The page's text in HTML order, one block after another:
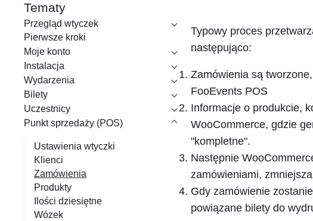
z
u
k
i
w
a
n
i
Tematy
Przegląd wtyczek
Pierwsze kroki
Moje konto
Instalacja
Wydarzenia
Bilety
Uczestnicy
Punkt sprzedaży (POS)
Ustawienia wtyczki
Klienci
Zamówienia
Produkty
Ilości dziesiętne
Wózek
Typowy proces
następująco:
Zamówienia są
FooEvents POS
Informacje o produkcie,
WooCommerce, gdzie
"kompletne".
Następnie
zamówieniami,
Gdy zamówienie
powiązane bilety do